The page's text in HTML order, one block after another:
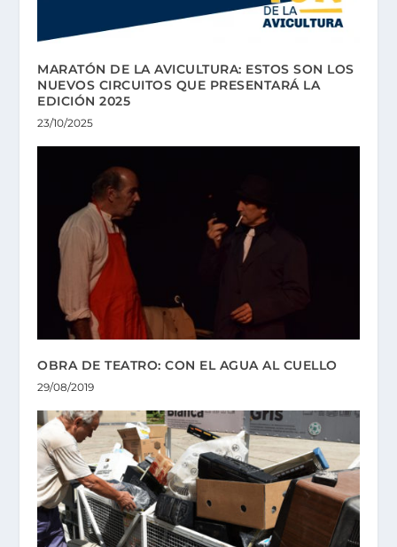
MARATÓN DE LA AVICULTURA: ESTOS SON LOS
NUEVOS CIRCUITOS QUE PRESENTARÁ LA
EDICIÓN 2025
23/10/2025
OBRA DE TEATRO: CON EL AGUA AL CUELLO
29/08/2019